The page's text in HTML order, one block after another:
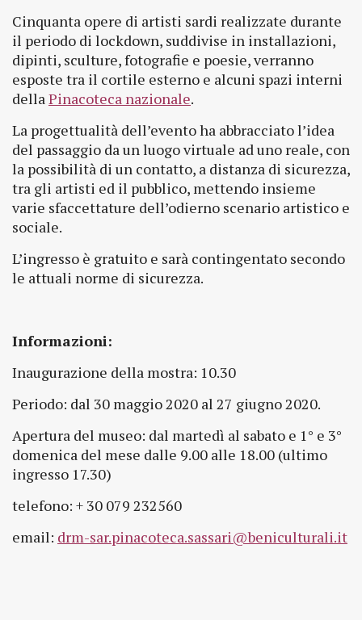
Cinquanta opere di artisti sardi realizzate durante
il periodo di lockdown, suddivise in installazioni,
dipinti, sculture, fotografie e poesie, verranno
esposte tra il cortile esterno e alcuni spazi interni
dellaPinacoteca nazionale.
La progettualità dell’evento ha abbracciato l’idea
del passaggio da un luogo virtuale ad uno reale, con
la possibilità di un contatto, a distanza di sicurezza,
tra gli artisti ed il pubblico, mettendo insieme
varie sfaccettature dell’odierno scenario artistico e
sociale.
L’ingresso è gratuito e sarà contingentato secondo
le attuali norme di sicurezza.
Informazioni:
Inaugurazione della mostra: 10.30
Periodo: dal 30 maggio 2020 al 27 giugno 2020.
Apertura del museo: dal martedì al sabato e 1° e 3°
domenica del mese dalle 9.00 alle 18.00 (ultimo
ingresso 17.30)
telefono: + 30 079 232560
email: drm-sar.pinacoteca.sassari@beniculturali.it